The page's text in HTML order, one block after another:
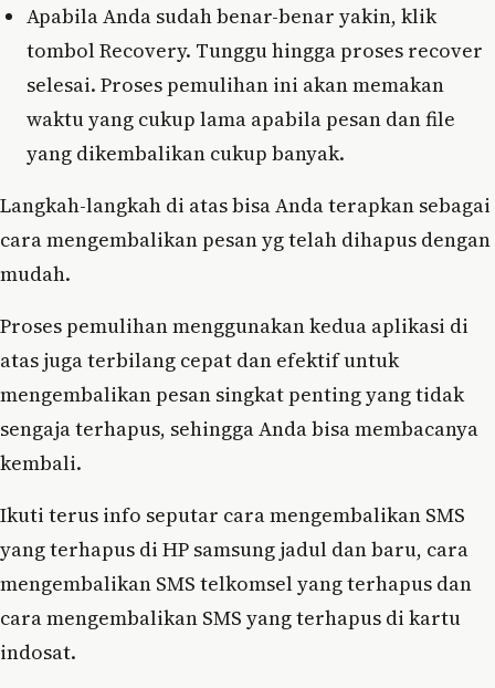
Apabila Anda sudah benar-benar yakin, klik
tombol Recovery. Tunggu hingga proses recover
selesai. Proses pemulihan ini akan memakan
waktu yang cukup lama apabila pesan dan file
yang dikembalikan cukup banyak.
Langkah-langkah di atas bisa Anda terapkan sebagai
cara mengembalikan pesan yg telah dihapus dengan
mudah.
Proses pemulihan menggunakan kedua aplikasi di
atas juga terbilang cepat dan efektif untuk
mengembalikan pesan singkat penting yang tidak
sengaja terhapus, sehingga Anda bisa membacanya
kembali.
Ikuti terus info seputar cara mengembalikan SMS
yang terhapus di HP samsung jadul dan baru, cara
mengembalikan SMS telkomsel yang terhapus dan
cara mengembalikan SMS yang terhapus di kartu
indosat.